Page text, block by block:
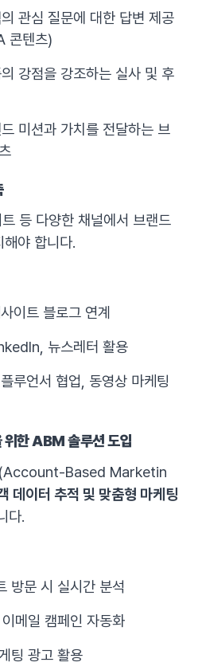
관심 질문에 대한 답변 제공
콘텐츠)
강점을 강조하는 실사 및 후
미션과 가치를 전달하는 브
등 다양한 채널에서 브랜드
야 합니다.
이트 블로그 연계
뉴스레터 활용
루언서 협업, 동영상 마케팅
위한 ABM 솔루션 도입
Based Marketin
데이터 추적 및 맞춤형 마케팅
다.
방문 시 실시간 분석
메일 캠페인 자동화
팅 광고 활용